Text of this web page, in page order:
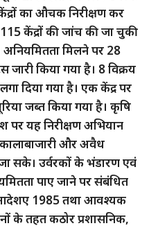
केंद्रों का औचक निरीक्षण कर
केंद्रों की जांच की जा चुकी
मिलने पर 28
जारी किया गया है। 8 विक्रय
दिया गया है। एक केंद्र पर
जब्त किया गया है। कृषि
पर यह निरीक्षण अभियान
और अवैध
सके। उर्वरकों के भंडारण एवं
पाए जाने पर संबंधित
आदेशए 1985 तथा आवश्यक
के तहत कठोर प्रशासनिक,